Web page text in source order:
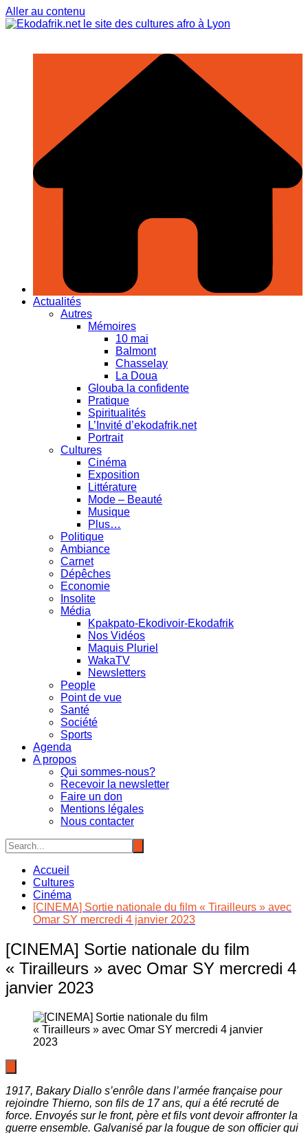
Aller au contenu
Actualités
Autres
Mémoires
10 mai
Balmont
Chasselay
La Doua
Glouba la confidente
Pratique
Spiritualités
L’Invité d’ekodafrik.net
Portrait
Cultures
Cinéma
Exposition
Littérature
Mode – Beauté
Musique
Plus…
Politique
Ambiance
Carnet
Dépêches
Economie
Insolite
Média
Kpakpato-Ekodivoir-Ekodafrik
Nos Vidéos
Maquis Pluriel
WakaTV
Newsletters
People
Point de vue
Santé
Société
Sports
Agenda
A propos
Qui sommes-nous?
Recevoir la newsletter
Faire un don
Mentions légales
Nous contacter
Accueil
Cultures
Cinéma
[CINEMA] Sortie nationale du film « Tirailleurs » avec
Omar SY mercredi 4 janvier 2023
[CINEMA] Sortie nationale du film
« Tirailleurs » avec Omar SY mercredi 4
janvier 2023
1917, Bakary Diallo s’enrôle dans l’armée française pour
rejoindre Thierno, son fils de 17 ans, qui a été recruté de
force. Envoyés sur le front, père et fils vont devoir affronter la
guerre ensemble. Galvanisé par la fougue de son officier qui